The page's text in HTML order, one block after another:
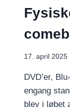
17. april 2025
DVD’er,
engang
blev i løbet